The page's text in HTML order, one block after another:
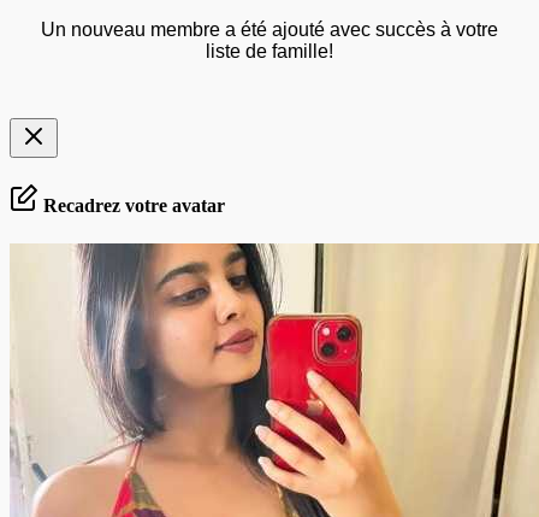
Un nouveau membre a été ajouté avec succès à votre
liste de famille!
Recadrez votre avatar